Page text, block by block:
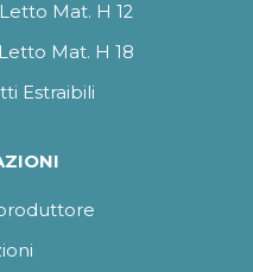
Mat. H 12
Mat. H 18
Estraibili